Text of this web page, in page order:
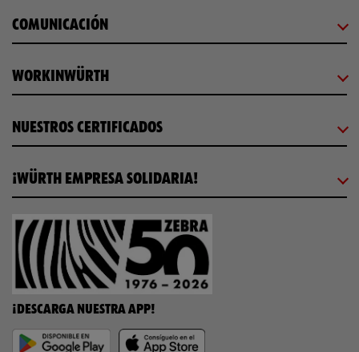
COMUNICACIÓN
WORKINWÜRTH
NUESTROS CERTIFICADOS
¡WÜRTH EMPRESA SOLIDARIA!
¡DESCARGA NUESTRA APP!